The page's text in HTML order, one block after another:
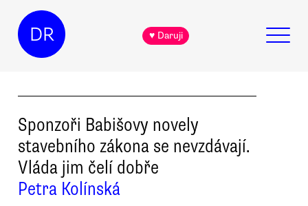
DR ♥ Daruji
Sponzoři Babišovy novely
stavebního zákona se nevzdávají.
Vláda jim čelí dobře
Petra Kolínská